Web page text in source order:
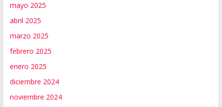
mayo 2025
abril 2025
marzo 2025
febrero 2025
enero 2025
diciembre 2024
noviembre 2024